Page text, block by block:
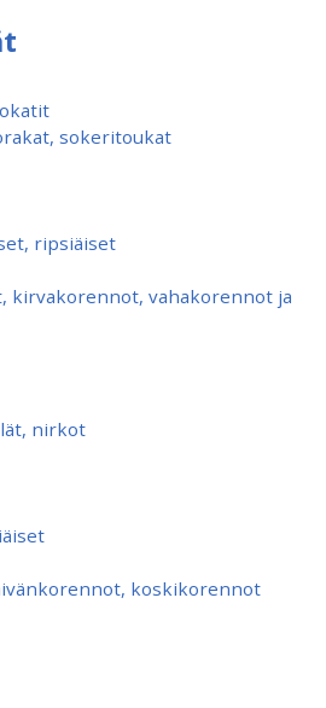
sokeritoukat
ripsiäiset
kirvakorennot, vahakorennot ja
nirkot
koskikorennot